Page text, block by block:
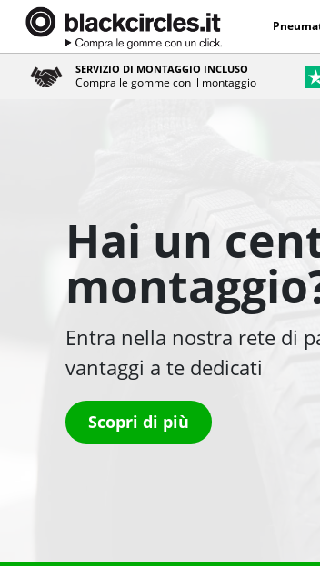
SERVIZIO DI MONTAGGIO INCLUSO
Compra le gomme con il montaggio
Hai un
Entra nella nostra rete di
vantaggi a te dedicati
Scopri di più